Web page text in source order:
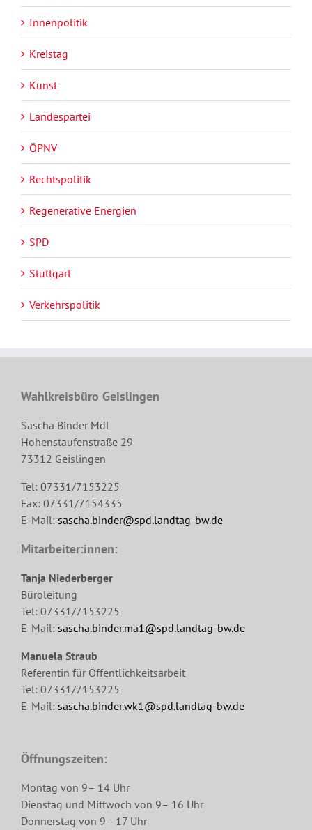
Innenpolitik
Kreistag
Kunst
Landespartei
ÖPNV
Rechtspolitik
Regenerative Energien
SPD
Stuttgart
Verkehrspolitik
Wahlkreisbüro Geislingen
Sascha Binder MdL
Hohenstaufenstraße 29
73312 Geislingen
Tel: 07331/7153225
Fax: 07331/7154335
E-Mail: sascha.binder@spd.landtag-bw.de
Mitarbeiter:innen:
Tanja Niederberger
Büroleitung
Tel: 07331/7153225
E-Mail: sascha.binder.ma1@spd.landtag-bw.de
Manuela Straub
Referentin für Öffentlichkeitsarbeit
Tel: 07331/7153225
E-Mail: sascha.binder.wk1@spd.landtag-bw.de
Öffnungszeiten:
Montag von 9– 14 Uhr
Dienstag und Mittwoch von 9– 16 Uhr
Donnerstag von 9– 17 Uhr